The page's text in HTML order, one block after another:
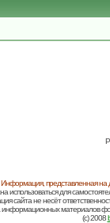
Информация, представленная на
использоваться для
сайта не несёт
информационных материалов
(c) 2008